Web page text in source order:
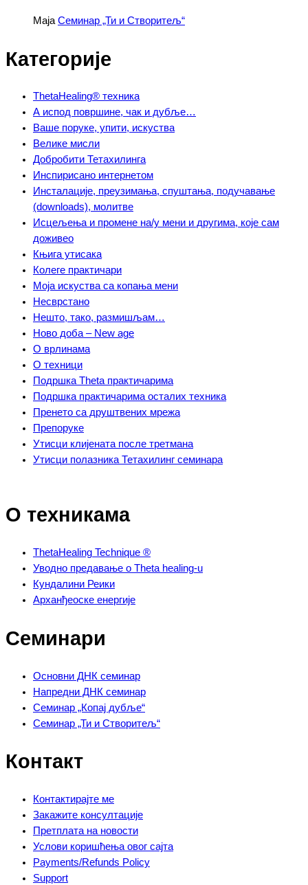
Maja Семинар „Ти и Створитељ“
Категорије
ThetaHealing® техника
А испод површине, чак и дубље…
Ваше поруке, упити, искуства
Велике мисли
Добробити Тетахилинга
Инспирисано интернетом
Инсталације, преузимања, спуштања, подучавање
(downloads), молитве
Исцељења и промене на/у мени и другима, које сам
доживео
Књига утисака
Колеге практичари
Моја искуства са копања мени
Несврстано
Нешто, тако, размишљам…
Ново доба – New age
О врлинама
О техници
Подршка Theta практичарима
Подршка практичарима осталих техника
Пренето са друштвених мрежа
Препоруке
Утисци клијената после третмана
Утисци полазника Тетахилинг семинара
О техникама
ThetaHealing Technique ®
Уводно предавање о Theta healing-u
Кундалини Реики
Арханђеоске енергије
Семинари
Основни ДНК семинар
Напредни ДНК семинар
Семинар „Копај дубље“
Семинар „Ти и Створитељ“
Контакт
Контактирајте ме
Закажите консултације
Претплата на новости
Услови коришћења овог сајта
Payments/Refunds Policy
Support